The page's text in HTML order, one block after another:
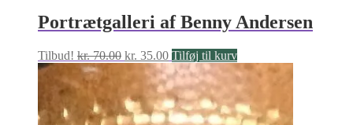
Portrætgalleri af Benny Andersen
Tilbud! kr.70.00 Den
oprindelige
pris
var:
kr. 70.00.
kr. 35.00Den
aktuelle
pris
er:
kr. 35.00.
Tilføj til kurv